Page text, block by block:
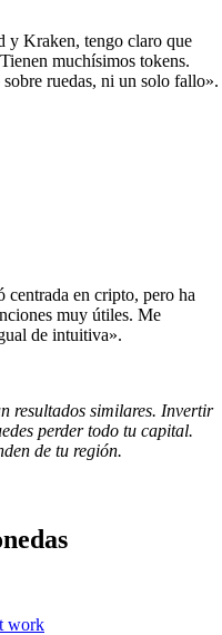
y Kraken, tengo claro que
muchísimos tokens.
ruedas, ni un solo fallo».
centrada en cripto, pero ha
muy útiles. Me
de intuitiva».
resultados similares. Invertir
perder todo tu capital.
de tu región.